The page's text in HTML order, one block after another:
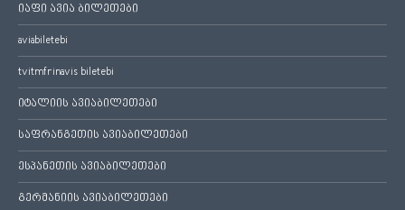
იაფი ავია ბილეთები
aviabiletebi
tvitmfrinavis biletebi
იტალიის ავიაბილეთები
საფრანგეთის ავიაბილეთები
ესპანეთის ავიაბილეთები
გერმანიის ავიაბილეთები